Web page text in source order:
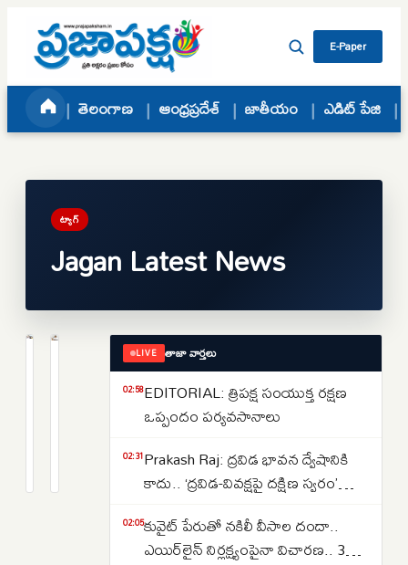
Skip to content
E-Paper
తెలంగాణ ఆంధ్రప్రదేశ్ జాతీయం ఎడిట్ పేజి
ట్యాగ్
Jagan Latest News
ప్రధాని
అమరావతి
రైతులు..అండగా
ఉంటానని
LIVE తాజా వార్తలు
02:58EDITORIAL: త్రిపక్ష సంయుక్త రక్షణ
ఒప్పందం పర్యవసానాలు
02:31Prakash Raj: ద్రవిడ భావన ద్వేషానికి
కాదు.. ‘ద్రవిడ-వివక్షపై దక్షిణ స్వరం’
02:05కువైట్ పేరుతో నకిలీ వీసాల దందా..
ఎయిర్‌లైన్ నిర్లక్ష్యంపైనా విచారణ.. 39